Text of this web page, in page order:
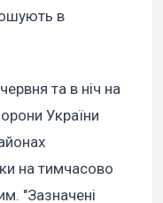
в
та в ніч на
України
на тимчасово
"Зазначені